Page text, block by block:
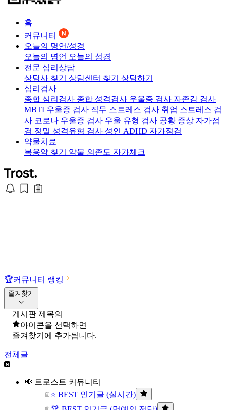
홈
커뮤니티
오늘의 명언/성경
오늘의 명언 오늘의 성경
전문 심리상담
상담사 찾기 상담센터 찾기 상담하기
심리검사
종합 심리검사 종합 성격검사 우울증 검사 자존감 검사
MBTI 우울증 검사 직무 스트레스 검사 취업 스트레스 검
사 코로나 우울증 검사 우울 유형 검사 공황 증상 자가점
검 정밀 성격유형 검사 성인 ADHD 자가점검
약물치료
복용약 찾기 약물 의존도 자가체크
🏆커뮤니티 랭킹
즐겨찾기
게시판 제목의
아이콘을 선택하면
즐겨찾기에 추가됩니다.
전체글
📢 트로스트 커뮤니티
⭐ BEST 인기글 (실시간)